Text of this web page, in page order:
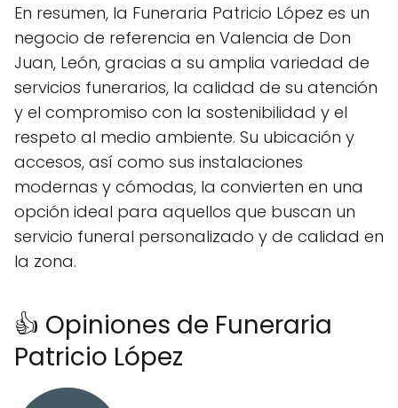
En resumen, la Funeraria Patricio López es un
negocio de referencia en Valencia de Don
Juan, León, gracias a su amplia variedad de
servicios funerarios, la calidad de su atención
y el compromiso con la sostenibilidad y el
respeto al medio ambiente. Su ubicación y
accesos, así como sus instalaciones
modernas y cómodas, la convierten en una
opción ideal para aquellos que buscan un
servicio funeral personalizado y de calidad en
la zona.
👍 Opiniones de Funeraria
Patricio López